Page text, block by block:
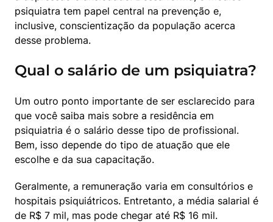
psiquiatra tem papel central na prevenção e,
inclusive, conscientização da população acerca
desse problema.
Qual o salário de um psiquiatra?
Um outro ponto importante de ser esclarecido para
que você saiba mais sobre a residência em
psiquiatria é o salário desse tipo de profissional.
Bem, isso depende do tipo de atuação que ele
escolhe e da sua capacitação.
Geralmente, a remuneração varia em consultórios e
hospitais psiquiátricos. Entretanto, a média salarial é
de R$ 7 mil, mas pode chegar até R$ 16 mil.